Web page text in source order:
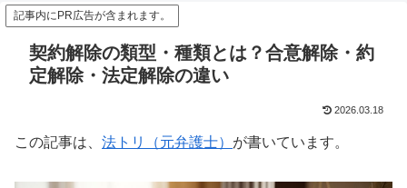
記事内にPR広告が含まれます。
契約解除の類型・種類とは？合意解除・約
定解除・法定解除の違い
2026.03.18
この記事は、 法トリ（元弁護士） が書いています。